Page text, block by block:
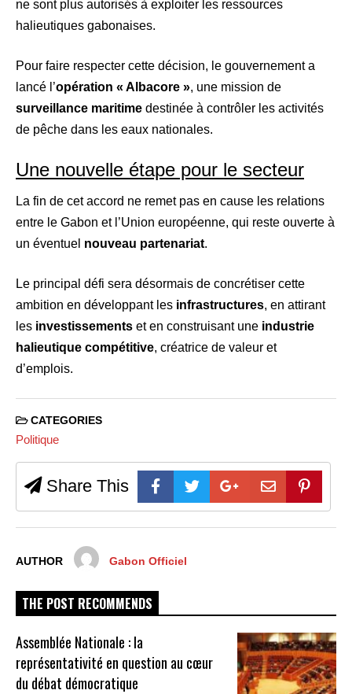
ne sont plus autorisés à exploiter les ressources
halieutiques gabonaises.
Pour faire respecter cette décision, le gouvernement a
lancé l’opération « Albacore », une mission de
surveillance maritime destinée à contrôler les activités
de pêche dans les eaux nationales.
Une nouvelle étape pour le secteur
La fin de cet accord ne remet pas en cause les relations
entre le Gabon et l’Union européenne, qui reste ouverte à
un éventuel nouveau partenariat.
Le principal défi sera désormais de concrétiser cette
ambition en développant les infrastructures, en attirant
les investissements et en construisant une industrie
halieutique compétitive, créatrice de valeur et
d’emplois.
CATEGORIES
Politique
Share This
AUTHOR Gabon Officiel
THE POST RECOMMENDS
Assemblée Nationale : la
représentativité en question au cœur
du débat démocratique